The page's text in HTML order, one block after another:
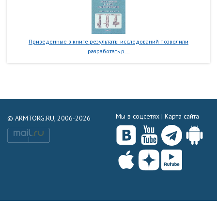
Приведенные в книге результаты исследований позволили
разработать р...
© ARMTORG.RU, 2006-2026 Мы в соцсетях | Карта сайта